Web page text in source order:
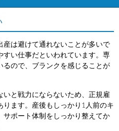
は避けて通れないことが多いで
い仕事だといわれています。専
るので、ブランクを感じることが
と戦力にならないため、正規雇
ります。産後もしっかり1人前のキ
サポート体制をしっかり整えてか